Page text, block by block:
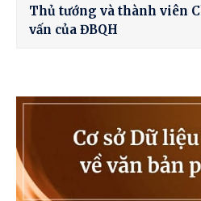
Thủ tướng và thành viên
vấn của ĐBQH